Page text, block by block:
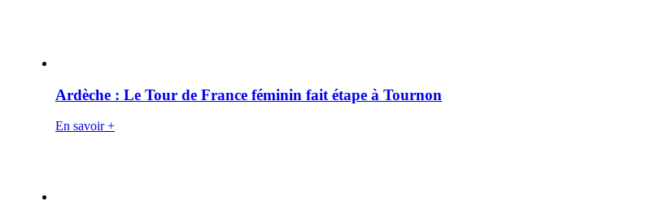
Ardèche : Le Tour de France féminin fait étape à Tournon
En savoir +